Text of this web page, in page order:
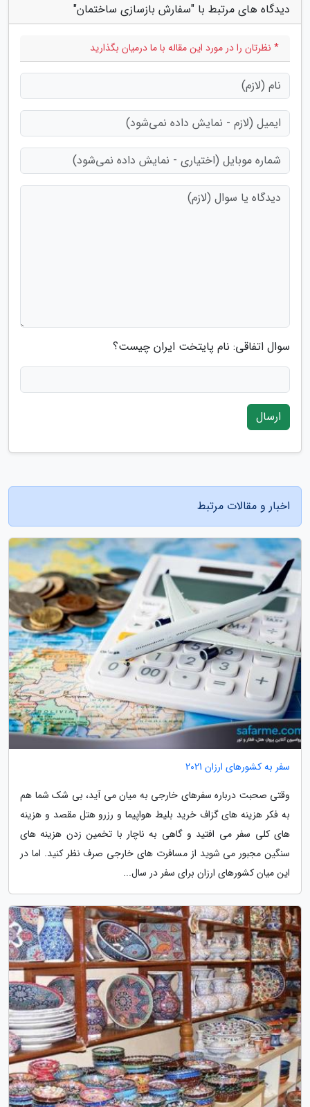
دیدگاه های مرتبط با "سفارش بازسازی ساختمان"
* نظرتان را در مورد این مقاله با ما درمیان بگذارید
سوال اتفاقی: نام پایتخت ایران چیست؟
ارسال
اخبار و مقالات مرتبط
سفر به کشورهای ارزان 2021
وقتی صحبت درباره سفرهای خارجی به میان می آید، بی شک شما هم
به فکر هزینه های گزاف خرید بلیط هواپیما و رزرو هتل مقصد و هزینه
های کلی سفر می افتید و گاهی به ناچار با تخمین زدن هزینه های
سنگین مجبور می شوید از مسافرت های خارجی صرف نظر کنید. اما در
این میان کشورهای ارزان برای سفر در سال...